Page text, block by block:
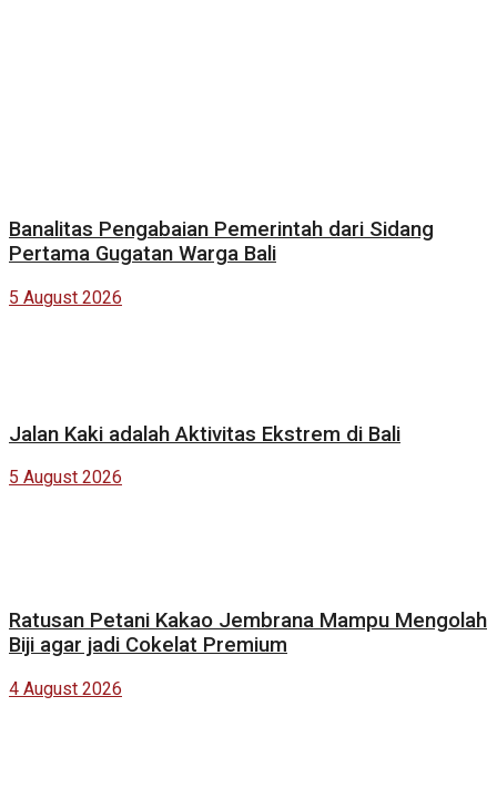
Banalitas Pengabaian Pemerintah dari Sidang
Pertama Gugatan Warga Bali
5 August 2026
Jalan Kaki adalah Aktivitas Ekstrem di Bali
5 August 2026
Ratusan Petani Kakao Jembrana Mampu Mengolah
Biji agar jadi Cokelat Premium
4 August 2026